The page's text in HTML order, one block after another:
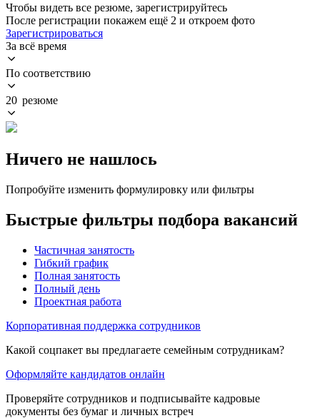
Чтобы видеть все резюме, зарегистрируйтесь
После регистрации покажем ещё 2 и откроем фото
Зарегистрироваться
За всё время
По соответствию
20 резюме
Ничего не нашлось
Попробуйте изменить формулировку или фильтры
Быстрые фильтры подбора вакансий
Частичная занятость
Гибкий график
Полная занятость
Полный день
Проектная работа
Корпоративная поддержка сотрудников
Какой соцпакет вы предлагаете семейным сотрудникам?
Оформляйте кандидатов онлайн
Проверяйте сотрудников и подписывайте кадровые
документы без бумаг и личных встреч